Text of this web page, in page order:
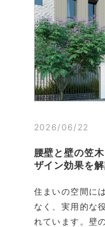
2026/06/22
腰壁と壁の笠
ザイン効果を
住まいの空間に
なく、実用的な
れています。壁